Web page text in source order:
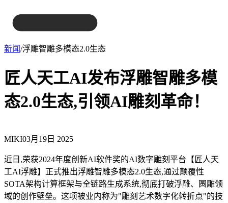
新闻/浮雕智雕多模态2.0生态
匠人天工AI发布浮雕智雕多模
态2.0生态,引领AI雕刻革命！
MIKI03月19日 2025
近日,荣获2024年度创新AI软件奖的AI数字雕刻平台【匠人天
工AI浮雕】正式推出浮雕智雕多模态2.0生态,通过颠覆性
SOTA架构计算框架与全链路生成系统,彻底打破浮雕、圆雕领
域的创作壁垒。这项被业内称为"雕刻艺术数字化转折点"的技